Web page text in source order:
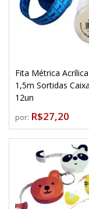
Fita Métrica
1,5m Sortidas
12un
por: R$27,20